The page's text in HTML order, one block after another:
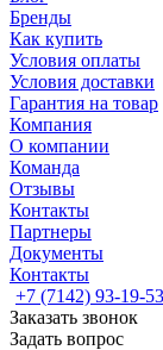
Бренды
Как купить
Условия оплаты
Условия доставки
Гарантия на товар
Компания
О компании
Команда
Отзывы
Контакты
Партнеры
Документы
Контакты
+7 (7142) 93-19-53
Заказать звонок
Задать вопрос